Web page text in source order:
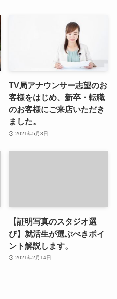
TV局アナウンサー志望のお
客様をはじめ、新卒・転職
のお客様にご来店いただき
ました。
2021年5月3日
【証明写真のスタジオ選
び】就活生が選ぶべきポイ
ント解説します。
2021年2月14日